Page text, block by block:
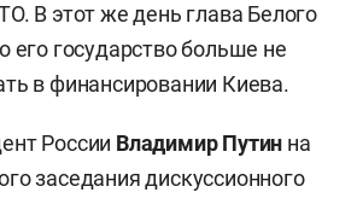
В этот же день глава Белого
его государство больше не
в финансировании Киева.
России Владимир Путин на
заседания дискуссионного